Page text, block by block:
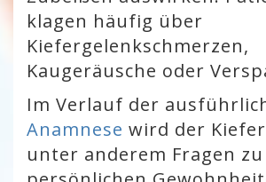
klagen häufig über
Kiefergelenkschmerzen,
Kaugeräusche oder
Im Verlauf der
Anamnese wird der
unter anderem Fragen zu